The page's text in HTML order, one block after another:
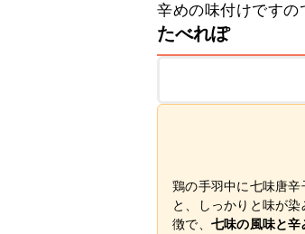
辛めの味付けですの
たべれぽ
鶏の手羽中に七味唐辛
と、しっかりと味が
徴で、 七味の風味と